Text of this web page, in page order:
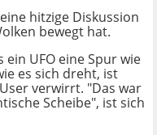
hitzige Diskussion
bewegt hat.
ein UFO eine Spur wie
es sich dreht, ist
verwirrt. "Das war
Scheibe", ist sich